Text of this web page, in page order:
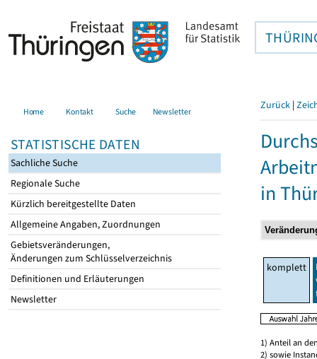
Home Kontakt Suche Newsletter
STATISTISCHE DATEN
Sachliche Suche
Regionale Suche
Kürzlich bereitgestellte Daten
Allgemeine Angaben, Zuordnungen
Gebietsveränderungen,
Änderungen zum Schlüsselverzeichnis
Definitionen und Erläuterungen
Newsletter
Zurück |
in
komplett
1) Anteil an
2) sowie